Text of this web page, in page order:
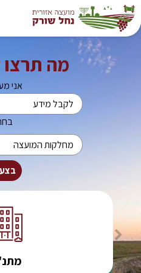
מועצה אזורית
מה
אני
בצע
שירותים בקליק